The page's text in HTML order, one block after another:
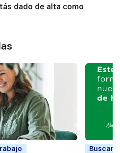
dado de alta como
Buscar